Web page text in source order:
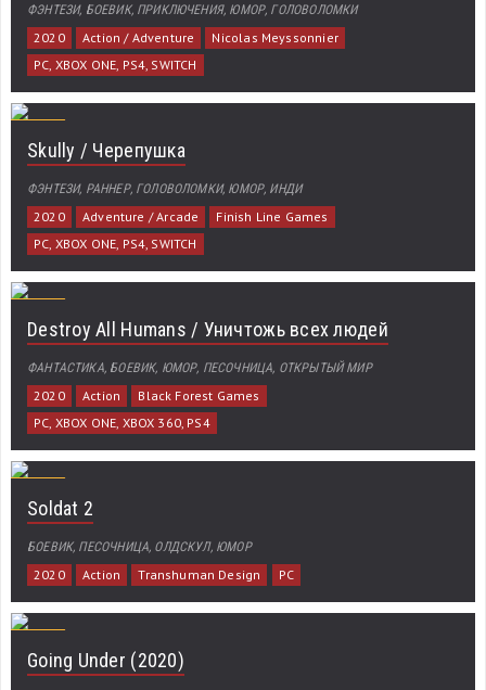
ФЭНТЕЗИ, БОЕВИК, ПРИКЛЮЧЕНИЯ, ЮМОР, ГОЛОВОЛОМКИ
2020 Action / Adventure
Nicolas Meyssonnier
PC, XBOX ONE, PS4, SWITCH
Skully / Черепушка
ФЭНТЕЗИ, РАННЕР, ГОЛОВОЛОМКИ, ЮМОР, ИНДИ
2020 Adventure / Arcade
Finish Line Games
PC, XBOX ONE, PS4, SWITCH
Destroy All Humans / Уничтожь всех людей
ФАНТАСТИКА, БОЕВИК, ЮМОР, ПЕСОЧНИЦА, ОТКРЫТЫЙ МИР
2020 Action
Black Forest Games
PC, XBOX ONE, XBOX 360, PS4
Soldat 2
БОЕВИК, ПЕСОЧНИЦА, ОЛДСКУЛ, ЮМОР
2020 Action Transhuman Design PC
Going Under (2020)